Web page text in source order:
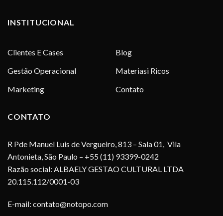
INSTITUCIONAL
Clientes E Cases
Gestão Operacional
Marketing
Blog
Materiasi Ricos
Contato
CONTATO
R Pde Manuel Luis de Vergueiro, 813 – Sala 01, Vila
Antonieta, São Paulo – +55 (11) 93399-0242
Razão social: ALBAELY GESTAO CULTURAL LTDA
20.115.112/0001-03
E-mail: contato@notopo.com